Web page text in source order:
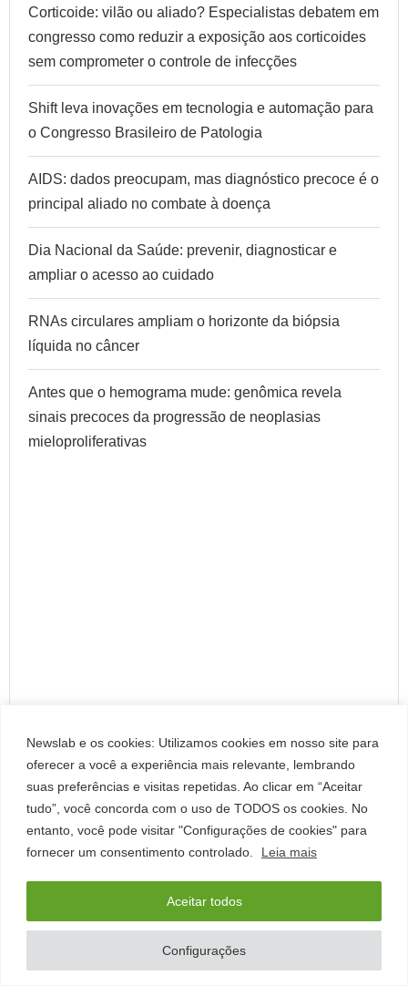
Newslab e os cookies: Utilizamos cookies em nosso site para
oferecer a você a experiência mais relevante, lembrando
suas preferências e visitas repetidas. Ao clicar em “Aceitar
tudo”, você concorda com o uso de TODOS os cookies. No
entanto, você pode visitar "Configurações de cookies" para
fornecer um consentimento controlado.
Leia mais
Configurações
Aceitar todos
Corticoide: vilão ou aliado? Especialistas debatem em
congresso como reduzir a exposição aos corticoides
sem comprometer o controle de infecções
Shift leva inovações em tecnologia e automação para
o Congresso Brasileiro de Patologia
AIDS: dados preocupam, mas diagnóstico precoce é o
principal aliado no combate à doença
Dia Nacional da Saúde: prevenir, diagnosticar e
ampliar o acesso ao cuidado
RNAs circulares ampliam o horizonte da biópsia
líquida no câncer
Antes que o hemograma mude: genômica revela
sinais precoces da progressão de neoplasias
mieloproliferativas